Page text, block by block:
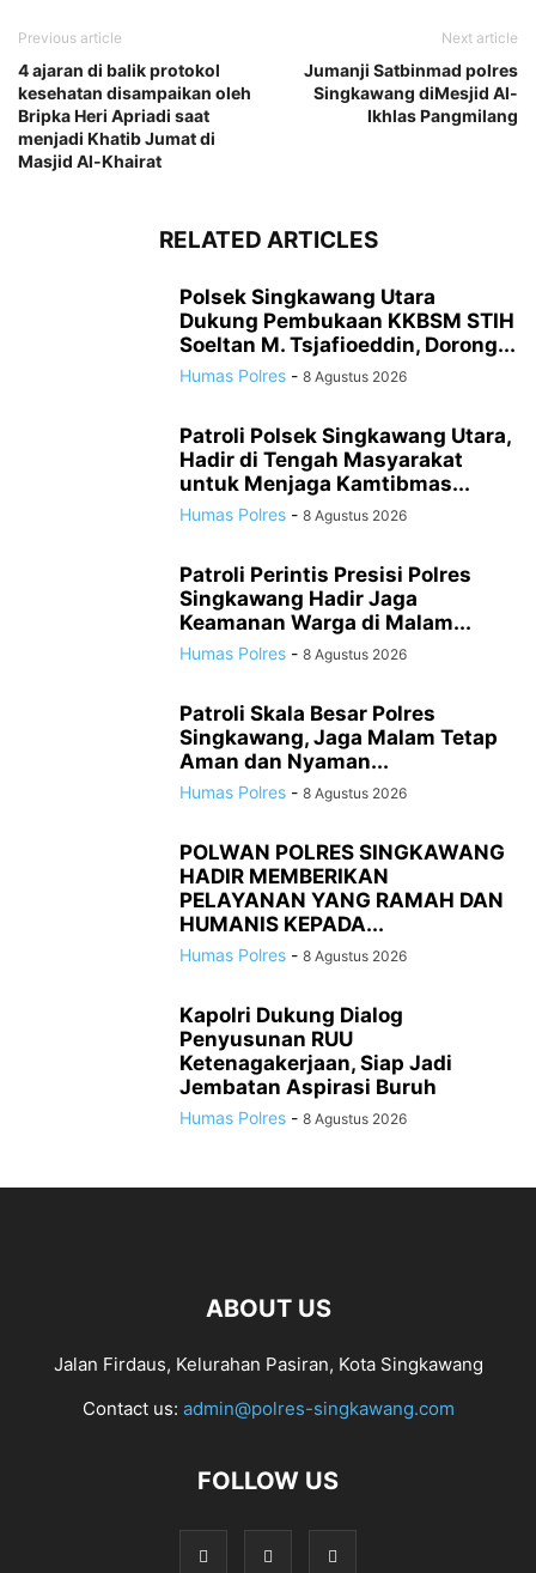
Previous article
4 ajaran di balik protokol
kesehatan disampaikan oleh
Bripka Heri Apriadi saat
menjadi Khatib Jumat di
Masjid Al-Khairat
Next article
Jumanji Satbinmad polres
Singkawang diMesjid Al-
Ikhlas Pangmilang
RELATED ARTICLES
Polsek Singkawang Utara
Dukung Pembukaan KKBSM STIH
Soeltan M. Tsjafioeddin, Dorong...
Humas Polres - 8 Agustus 2026
Patroli Polsek Singkawang Utara,
Hadir di Tengah Masyarakat
untuk Menjaga Kamtibmas...
Humas Polres - 8 Agustus 2026
Patroli Perintis Presisi Polres
Singkawang Hadir Jaga
Keamanan Warga di Malam...
Humas Polres - 8 Agustus 2026
Patroli Skala Besar Polres
Singkawang, Jaga Malam Tetap
Aman dan Nyaman...
Humas Polres - 8 Agustus 2026
POLWAN POLRES SINGKAWANG
HADIR MEMBERIKAN
PELAYANAN YANG RAMAH DAN
HUMANIS KEPADA...
Humas Polres - 8 Agustus 2026
Kapolri Dukung Dialog
Penyusunan RUU
Ketenagakerjaan, Siap Jadi
Jembatan Aspirasi Buruh
Humas Polres - 8 Agustus 2026
ABOUT US
Jalan Firdaus, Kelurahan Pasiran, Kota Singkawang
Contact us: admin@polres-singkawang.com
FOLLOW US